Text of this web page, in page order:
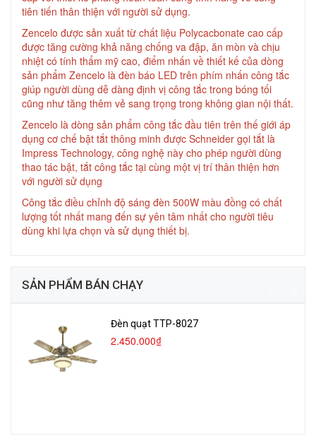
tiên tiến thân thiện với người sử dụng.
Zencelo được sản xuất từ chất liệu Polycacbonate cao cấp
được tăng cường khả năng chống va đập, ăn mòn và chịu
nhiệt có tính thẩm mỹ cao, điểm nhấn về thiết kế của dòng
sản phẩm Zencelo là đèn báo LED trên phím nhấn công tắc
giúp người dùng dễ dàng định vị công tắc trong bóng tối
cũng như tăng thêm vẻ sang trọng trong không gian nội thất.
Zencelo là dòng sản phẩm công tắc đầu tiên trên thế giới áp
dụng cơ chế bật tắt thông minh được Schneider gọi tắt là
Impress Technology, công nghệ này cho phép người dùng
thao tác bật, tắt công tắc tại cùng một vị trí thân thiện hơn
với người sử dụng
Công tắc điều chỉnh độ sáng đèn 500W màu đồng có chất
lượng tốt nhất mang đến sự yên tâm nhất cho người tiêu
dùng khi lựa chọn và sử dụng thiết bị.
SẢN PHẨM BÁN CHẠY
Đèn quạt TTP-8027
2.450.000₫